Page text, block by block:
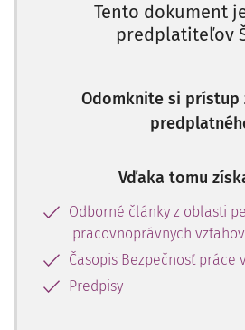
Strojník stavebného stroja počas
prihliadať, okrem iného, najmä na:
náročnosť príslušného terénu,
aktuálne poveternostné
s rôznymi pracovnými nástrojmi,
súčinnosť a bezpečnosť
viacerých stavebných strojov na
svoj zdravotný stav, schopnosti,
skúseností,
špecifické pracovné činnosti,
Tento dokument
predplatiteľov
Odomknite si prístup
Vďaka tomu
Odborné články z oblasti
pracovnoprávnych vzťahov
Časopis Bezpečnosť práce
Predpisy